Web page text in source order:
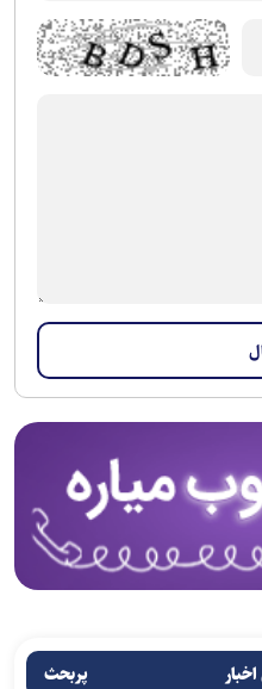
پربحث